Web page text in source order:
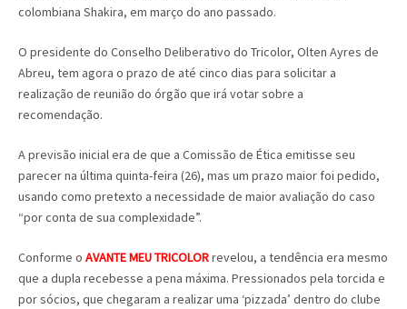
colombiana Shakira, em março do ano passado.
O presidente do Conselho Deliberativo do Tricolor, Olten Ayres de
Abreu, tem agora o prazo de até cinco dias para solicitar a
realização de reunião do órgão que irá votar sobre a
recomendação.
A previsão inicial era de que a Comissão de Ética emitisse seu
parecer na última quinta-feira (26), mas um prazo maior foi pedido,
usando como pretexto a necessidade de maior avaliação do caso
“por conta de sua complexidade”.
Conforme o AVANTE MEU TRICOLORrevelou, a tendência era mesmo
que a dupla recebesse a pena máxima. Pressionados pela torcida e
por sócios, que chegaram a realizar uma ‘pizzada’ dentro do clube